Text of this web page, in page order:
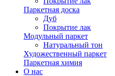
Паркетная доска
Дуб
Покрытие лак
Модульный паркет
Натуральный тон
Художественный паркет
Паркетная химия
О нас